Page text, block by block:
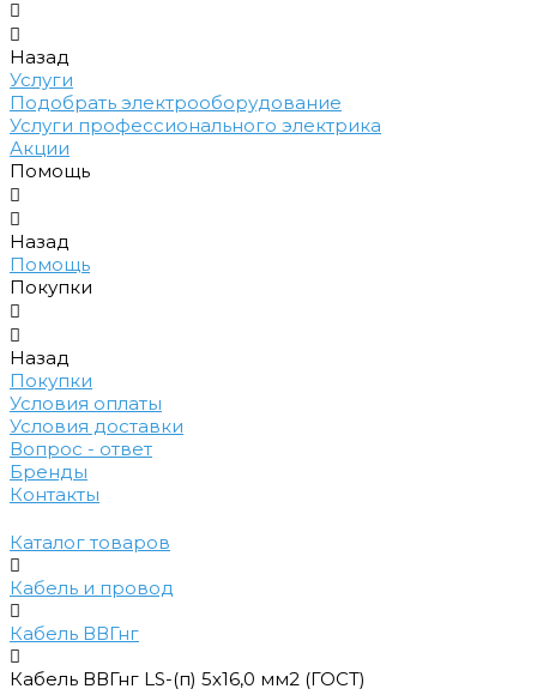
Назад
Услуги
Подобрать электрооборудование
Услуги профессионального электрика
Акции
Помощь
Назад
Помощь
Покупки
Назад
Покупки
Условия оплаты
Условия доставки
Вопрос - ответ
Бренды
Контакты
Каталог товаров
Кабель и провод
Кабель ВВГнг
Кабель ВВГнг LS-(п) 5х16,0 мм2 (ГОСТ)